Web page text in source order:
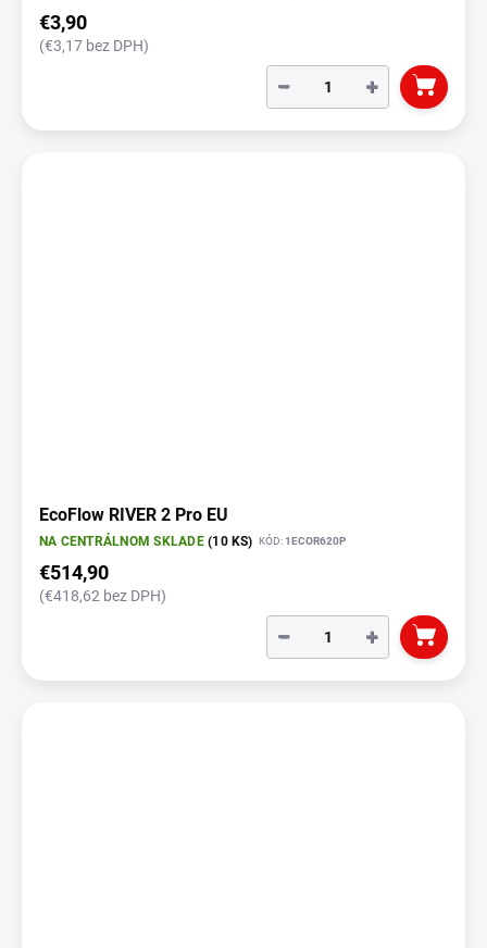
€3,90
(€3,17 bez DPH)
+
−
EcoFlow RIVER 2 Pro EU
NA CENTRÁLNOM SKLADE(10 KS) KÓD:1ECOR620P
€514,90
(€418,62 bez DPH)
+
−